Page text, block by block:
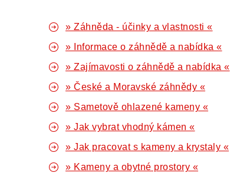
» Záhněda - účinky a vlastnosti «
» Informace o záhnědě a nabídka «
» Zajímavosti o záhnědě a nabídka «
» České a Moravské záhnědy «
» Sametově ohlazené kameny «
» Jak vybrat vhodný kámen «
» Jak pracovat s kameny a krystaly «
» Kameny a obytné prostory «